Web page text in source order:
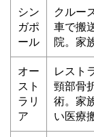
シン
ガポ
ール
クルー
車で搬
院。家
オー
スト
ラリ
ア
レスト
頸部骨
術。家
い医療